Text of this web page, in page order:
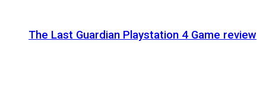
The Last Guardian Playstation 4 Game review